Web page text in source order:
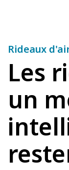
Les
un
Rideaux